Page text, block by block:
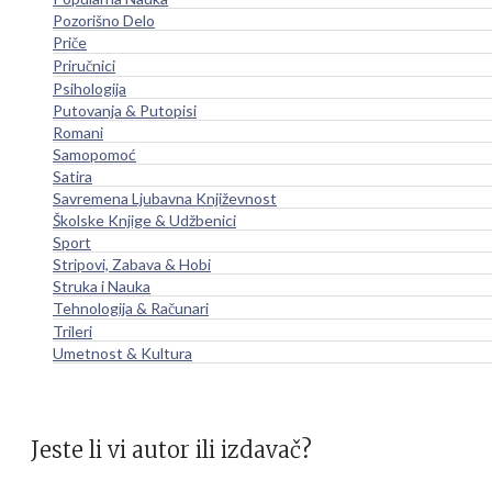
Pozorišno Delo
Priče
Priručnici
Psihologija
Putovanja & Putopisi
Romani
Samopomoć
Satira
Savremena Ljubavna Književnost
Školske Knjige & Udžbenici
Sport
Stripovi, Zabava & Hobi
Struka i Nauka
Tehnologija & Računari
Trileri
Umetnost & Kultura
Jeste li vi autor ili izdavač?